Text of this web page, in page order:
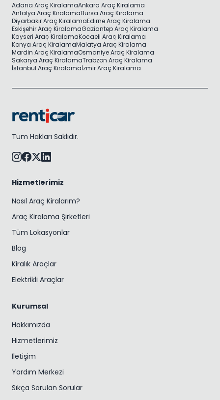
Adana Araç KiralamaAnkara Araç Kiralama
Antalya Araç KiralamaBursa Araç Kiralama
Diyarbakır Araç KiralamaEdirne Araç Kiralama
Eskişehir Araç KiralamaGaziantep Araç Kiralama
Kayseri Araç KiralamaKocaeli Araç Kiralama
Konya Araç KiralamaMalatya Araç Kiralama
Mardin Araç KiralamaOsmaniye Araç Kiralama
Sakarya Araç KiralamaTrabzon Araç Kiralama
İstanbul Araç Kiralamaİzmir Araç Kiralama
Tüm Hakları Saklıdır.
Hizmetlerimiz
Nasıl Araç Kiralarım?
Araç Kiralama Şirketleri
Tüm Lokasyonlar
Blog
Kiralık Araçlar
Elektrikli Araçlar
Kurumsal
Hakkımızda
Hizmetlerimiz
İletişim
Yardım Merkezi
Sıkça Sorulan Sorular